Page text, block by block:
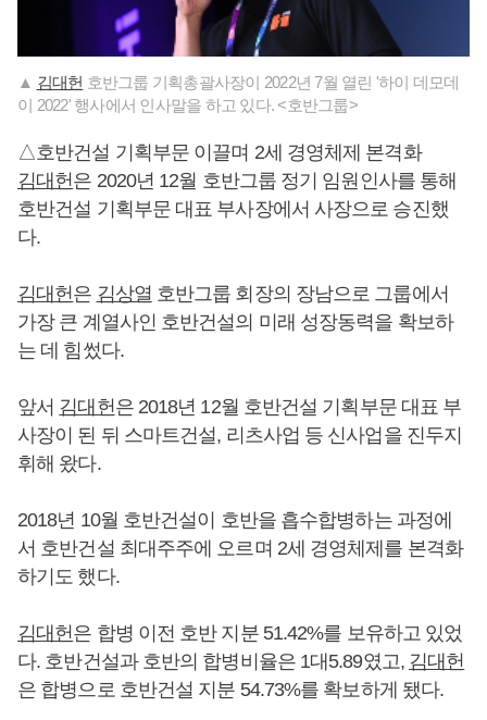
▲ 김대헌 호반그룹 기획총괄사장이 2022년 7월 열린 '하이 데모데
이 2022' 행사에서 인사말을 하고 있다. <호반그룹>
△호반건설 기획부문 이끌며 2세 경영체제 본격화
김대헌은 2020년 12월 호반그룹 정기 임원인사를 통해
호반건설 기획부문 대표 부사장에서 사장으로 승진했
다.
김대헌은 김상열 호반그룹 회장의 장남으로 그룹에서
가장 큰 계열사인 호반건설의 미래 성장동력을 확보하
는 데 힘썼다.
앞서 김대헌은 2018년 12월 호반건설 기획부문 대표 부
사장이 된 뒤 스마트건설, 리츠사업 등 신사업을 진두지
휘해 왔다.
2018년 10월 호반건설이 호반을 흡수합병하는 과정에
서 호반건설 최대주주에 오르며 2세 경영체제를 본격화
하기도 했다.
김대헌은 합병 이전 호반 지분 51.42%를 보유하고 있었
다. 호반건설과 호반의 합병비율은 1대5.89였고, 김대헌
은 합병으로 호반건설 지분 54.73%를 확보하게 됐다.